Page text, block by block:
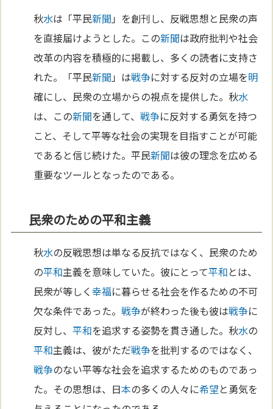
秋水は「平民新聞 」を創刊し、反戦思想と民衆の声
を直接届けようとした。この新聞は政府批判や社会
改革の内容を積極的に掲載し、多くの読者に支持さ
れた。「平民新聞 」は戦争に対する反対の立場を明
確にし、民衆の立場からの視点を提供した。秋水
は、この新聞を通して、戦争に反対する勇気を持つ
こと、そして平等な社会の実現を目指すことが可能
であると信じ続けた。平民新聞は彼の理念を広める
重要なツールとなったのである。
民衆のための平和主義
秋水の反戦思想は単なる反抗ではなく、民衆のため
の平和主義を意味していた。彼にとって平和とは、
民衆が等しく幸福に暮らせる社会を作るための不可
欠な条件であった。戦争が終わった後も彼は戦争に
反対し、平和を追求する姿勢を貫き通した。秋水の
平和主義は、彼がただ戦争を批判するのではなく、
戦争のない平等な社会を追求するためのものであっ
た。その思想は、日本の多くの人々に希望と勇気を